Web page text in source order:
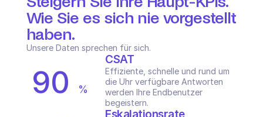
Wie Sie es sich nie vorgestellt
haben.
Unsere Daten sprechen für sich.
90 %
CSAT
Effiziente, schnelle und rund um
die Uhr verfügbare Antworten
werden Ihre Endbenutzer
begeistern.